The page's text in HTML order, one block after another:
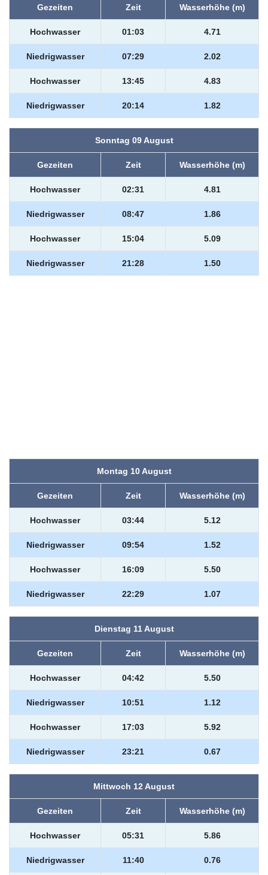
Gezeiten Zeit Wasserhöhe (m)
Hochwasser 01:03 4.71
Niedrigwasser 07:29 2.02
Hochwasser 13:45 4.83
Niedrigwasser 20:14 1.82
Sonntag 09 August
Gezeiten Zeit Wasserhöhe (m)
Hochwasser 02:31 4.81
Niedrigwasser 08:47 1.86
Hochwasser 15:04 5.09
Niedrigwasser 21:28 1.50
Montag 10 August
Gezeiten Zeit Wasserhöhe (m)
Hochwasser 03:44 5.12
Niedrigwasser 09:54 1.52
Hochwasser 16:09 5.50
Niedrigwasser 22:29 1.07
Dienstag 11 August
Gezeiten Zeit Wasserhöhe (m)
Hochwasser 04:42 5.50
Niedrigwasser 10:51 1.12
Hochwasser 17:03 5.92
Niedrigwasser 23:21 0.67
Mittwoch 12 August
Gezeiten Zeit Wasserhöhe (m)
Hochwasser 05:31 5.86
Niedrigwasser 11:40 0.76